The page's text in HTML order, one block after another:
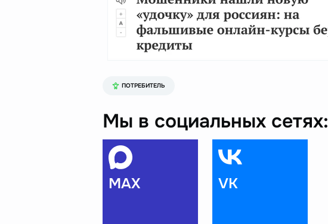
ПОТРЕБИТЕЛЬ
Мы в социальных сетях:
MAX VK